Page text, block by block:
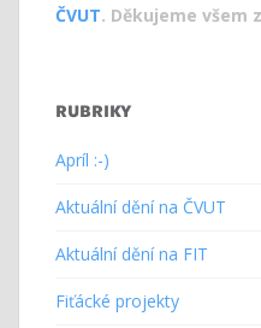
ČVUT. Děkujeme všem
RUBRIKY
Apríl :-)
Aktuální dění na ČVUT
Aktuální dění na FIT
Fiťácké projekty